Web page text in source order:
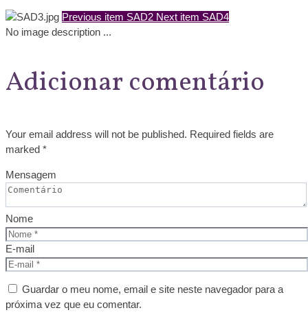
Previous item SAD2 Next item SAD4
No image description ...
Adicionar comentário
Your email address will not be published. Required fields are
marked *
Mensagem
Nome
E-mail
Guardar o meu nome, email e site neste navegador para a
próxima vez que eu comentar.